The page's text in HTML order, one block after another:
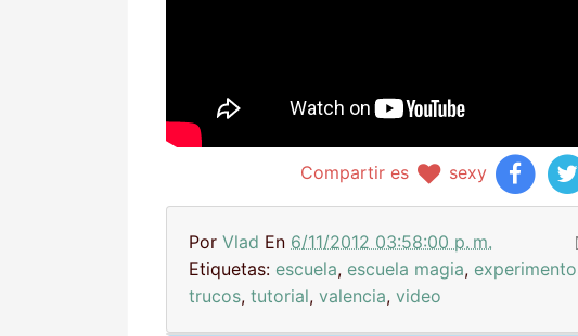
Compartir es sexy
Por Vlad En 6/11/2012 03:58:00 p. m.
Etiquetas: escuela, escuela magia,
trucos, tutorial, valencia, video